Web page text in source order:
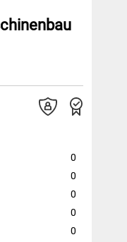
0
0
0
0
0